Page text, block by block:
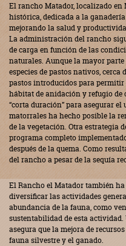
El rancho Matador, localizado en
histórica, dedicada a la
mejorando la salud y
La administración del rancho
de carga en función de las
naturales. Aunque la mayor
especies de pastos nativos,
pastos introducidos para
hábitat de anidación y refugio de
“corta duración” para asegurar
matorrales ha hecho posible la
de la vegetación. Otra estrategia
programa completo
después de la quema. Como
del rancho a pesar de la sequía
El Rancho el Matador también
diversificar las actividades
abundancia de la fauna, como
sustentabilidad de esta
asegura que la mejora de
fauna silvestre y el ganado.